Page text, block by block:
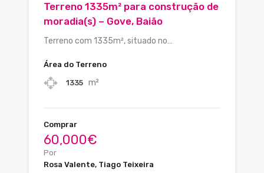
Terreno 1335m² para construção de
moradia(s) – Gove, Baião
Terreno com 1335m², situado no…
Área do Terreno
1335 m²
Comprar
60,000€
Por
Rosa Valente, Tiago Teixeira